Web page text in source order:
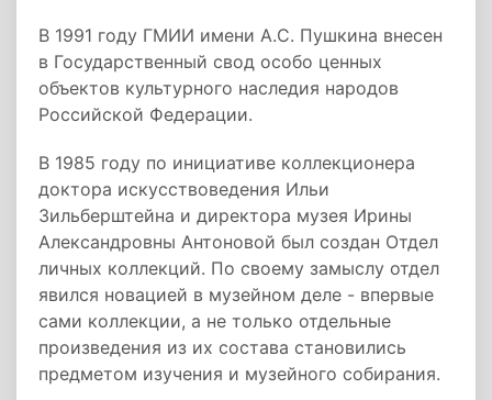
В 1991 году ГМИИ имени А.С. Пушкина внесен
в Государственный свод особо ценных
объектов культурного наследия народов
Российской Федерации.
В 1985 году по инициативе коллекционера
доктора искусствоведения Ильи
Зильберштейна и директора музея Ирины
Александровны Антоновой был создан Отдел
личных коллекций. По своему замыслу отдел
явился новацией в музейном деле - впервые
сами коллекции, а не только отдельные
произведения из их состава становились
предметом изучения и музейного собирания.